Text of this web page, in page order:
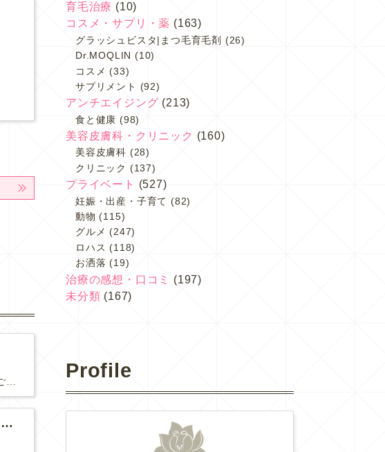
素敵なクリスマスをお過ごしになりましたか？私は夜まで仕事でしたが、夜は家で簡単なクリスマスディナーとケーキを楽しみました。去年…
アジアパシフィック・アドバイザリー委員会☆
育毛治療 (10)
コスメ・サプリ・薬 (163)
グラッシュビスタ|まつ毛育毛剤
(26)
Dr.MOQLIN (10)
コスメ (33)
サプリメント
(92)
アンチエイジング (213)
食と健康 (98)
美容皮膚科・クリニック (160)
美容皮膚科 (28)
クリニック (137)
プライベート (527)
妊娠・出産・子育て (82)
動物 (115)
グルメ (247)
ロハス (118)
お洒落 (19)
治療の感想・口コミ
(197)
未分類 (167)
Profile